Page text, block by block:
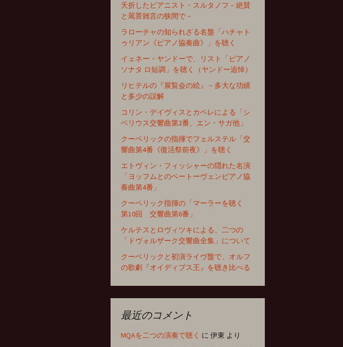
夭折したピアニスト・スルタノフ－絶賛
と罵詈雑言の狭間で－
ラローチャの知られざる名盤「ハチャト
ゥリアン《ピアノ協奏曲》」を聴く
イェネー・ヤンドーで、リスト「ピアノ
ソナタ ロ短調」を聴く（ヤンドー追悼）
リヒテルの『展覧会の絵』－多大な功績
と多少の誤解
コリン・デイヴィスとカペレによる「シ
ベリウス交響曲第2番、エン・サガ他」
クーベリックの指揮でフェルステル「交
響曲第4番《復活祭前夜》」を聴く
エトヴィン・フィッシャーの隠れた名演
「ヨッフムとのベートーヴェンピアノ協
奏曲第4番」
クーベリック指揮の「マーラーを聴く
第10回 交響曲第6番」
ケルテスとロヴィツキによる、二つの
「ドヴォルザーク交響曲全集」について
クーベリックと初演ライヴ盤で、オルフ
の歌劇『オイディプス王』を聴き比べる
最近のコメント
MQAを二つの演奏で聴く に 伊東 より